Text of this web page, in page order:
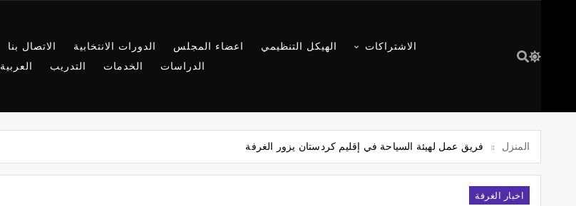
الاشتراكات الهيكل التنظيمي اعضاء المجلس الدورات الانتخابية الاتصال بنا
الدراسات
الخدمات التدريب العربية
المنزل فريق عمل لهيئة السياحة في إقليم كردستان يزور الغرفة
اخبار الغرفة